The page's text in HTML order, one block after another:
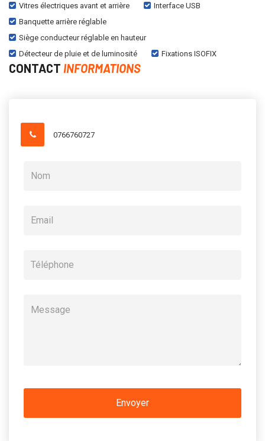
Vitres électriques avant et arrière
Interface USB
Banquette arrière réglable
Siège conducteur réglable en hauteur
Détecteur de pluie et de luminosité
Fixations ISOFIX
CONTACT INFORMATIONS
0766760727